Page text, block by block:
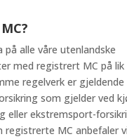
på alle våre utenlandske
med registrert MC på lik
regelverk er
som gjelder ved
eller ekstremsport-
registrerte MC anbefaler